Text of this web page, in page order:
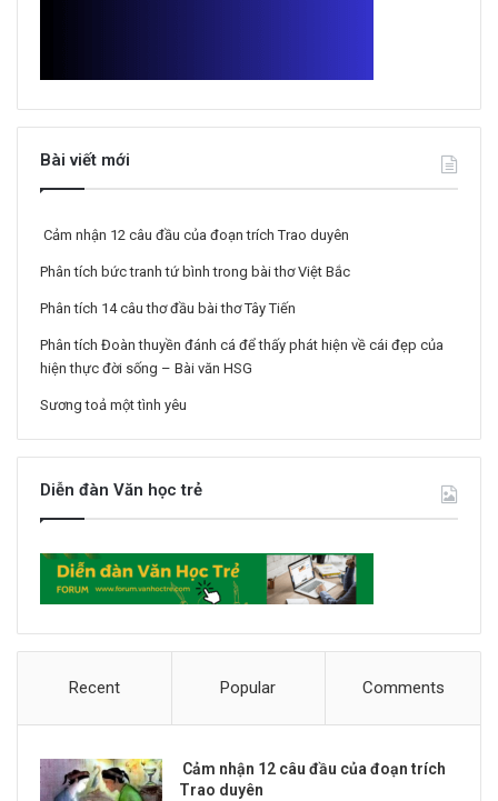
Bài viết mới
Cảm nhận 12 câu đầu của đoạn trích Trao duyên
Phân tích bức tranh tứ bình trong bài thơ Việt Bắc
Phân tích 14 câu thơ đầu bài thơ Tây Tiến
Phân tích Đoàn thuyền đánh cá để thấy phát hiện về cái đẹp của
hiện thực đời sống – Bài văn HSG
Sương toả một tình yêu
Diễn đàn Văn học trẻ
Recent Popular Comments
Cảm nhận 12 câu đầu của đoạn trích
Trao duyên